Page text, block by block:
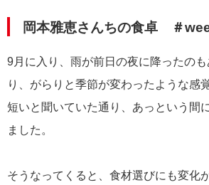
岡本雅恵さんちの食卓 ＃
9月に入り、雨が前日の夜に降ったの
り、がらりと季節が変わったような感
短いと聞いていた通り、あっという間
ました。
そうなってくると、食材選びにも変化